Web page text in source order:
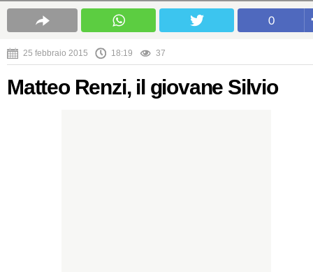
0
25 febbraio 2015 18:19 37
Matteo Renzi, il giovane Silvio